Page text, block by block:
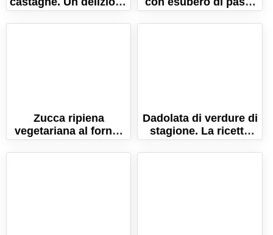
comfort food
autunnale!
madre
Zucca ripiena
vegetariana al forno:
la ricetta buona e
salutare!
Dadolata di verdure di
stagione. La ricetta
per un piatto di
benessere!